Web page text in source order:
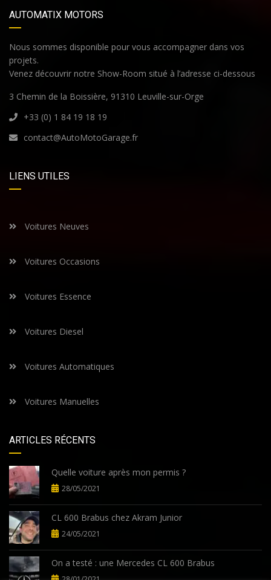
AUTOMATIX MOTORS
Nous sommes disponible pour vous accompagner dans vos
projets.
Venez découvrir notre Show-Room situé à l’adresse ci-dessous
3 Chemin de la Boissière, 91310 Leuville-sur-Orge
+33 (0) 1 84 19 18 19
contact@AutoMotoGarage.fr
LIENS UTILES
Voitures Neuves
Voitures Occasions
Voitures Essence
Voitures Diesel
Voitures Automatiques
Voitures Manuelles
ARTICLES RÉCENTS
Quelle voiture après mon permis ?
28/05/2021
CL 600 Brabus chez Akram Junior
24/05/2021
On a testé : une Mercedes CL 600 Brabus